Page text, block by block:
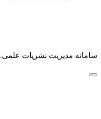
سامانه مدیریت نشریات علمی.